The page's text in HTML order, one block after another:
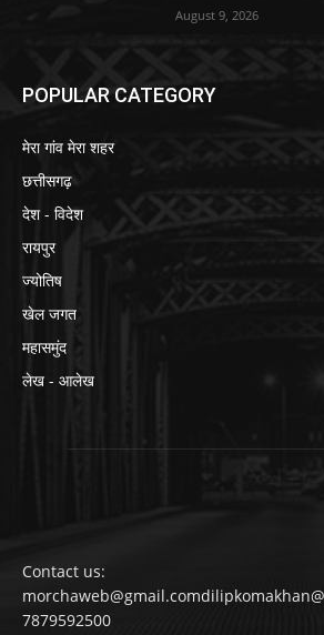
August 9, 2026
POPULAR CATEGORY
मेरा गांव मेरा शहर
छत्तीसगढ़
देश - विदेश
रायपुर
ज्योतिष
खेल जगत
महासमुंद
लेख - आलेख
Contact us:
7879592500